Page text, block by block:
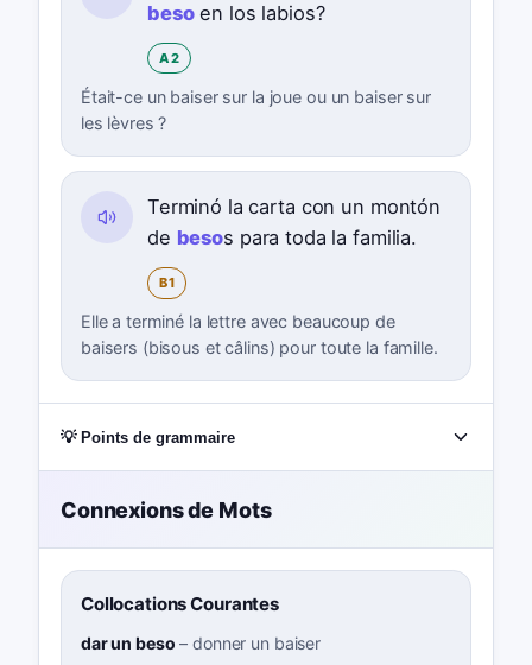
besoen los labios?
A2
Était-ce un baiser sur la joue ou un baiser sur
les lèvres ?
Terminó la carta con un montón
de besos para toda la familia.
B1
Elle a terminé la lettre avec beaucoup de
baisers (bisous et câlins) pour toute la famille.
💡 Points de grammaire
Connexions de Mots
Collocations Courantes
dar un beso –donner un baiser